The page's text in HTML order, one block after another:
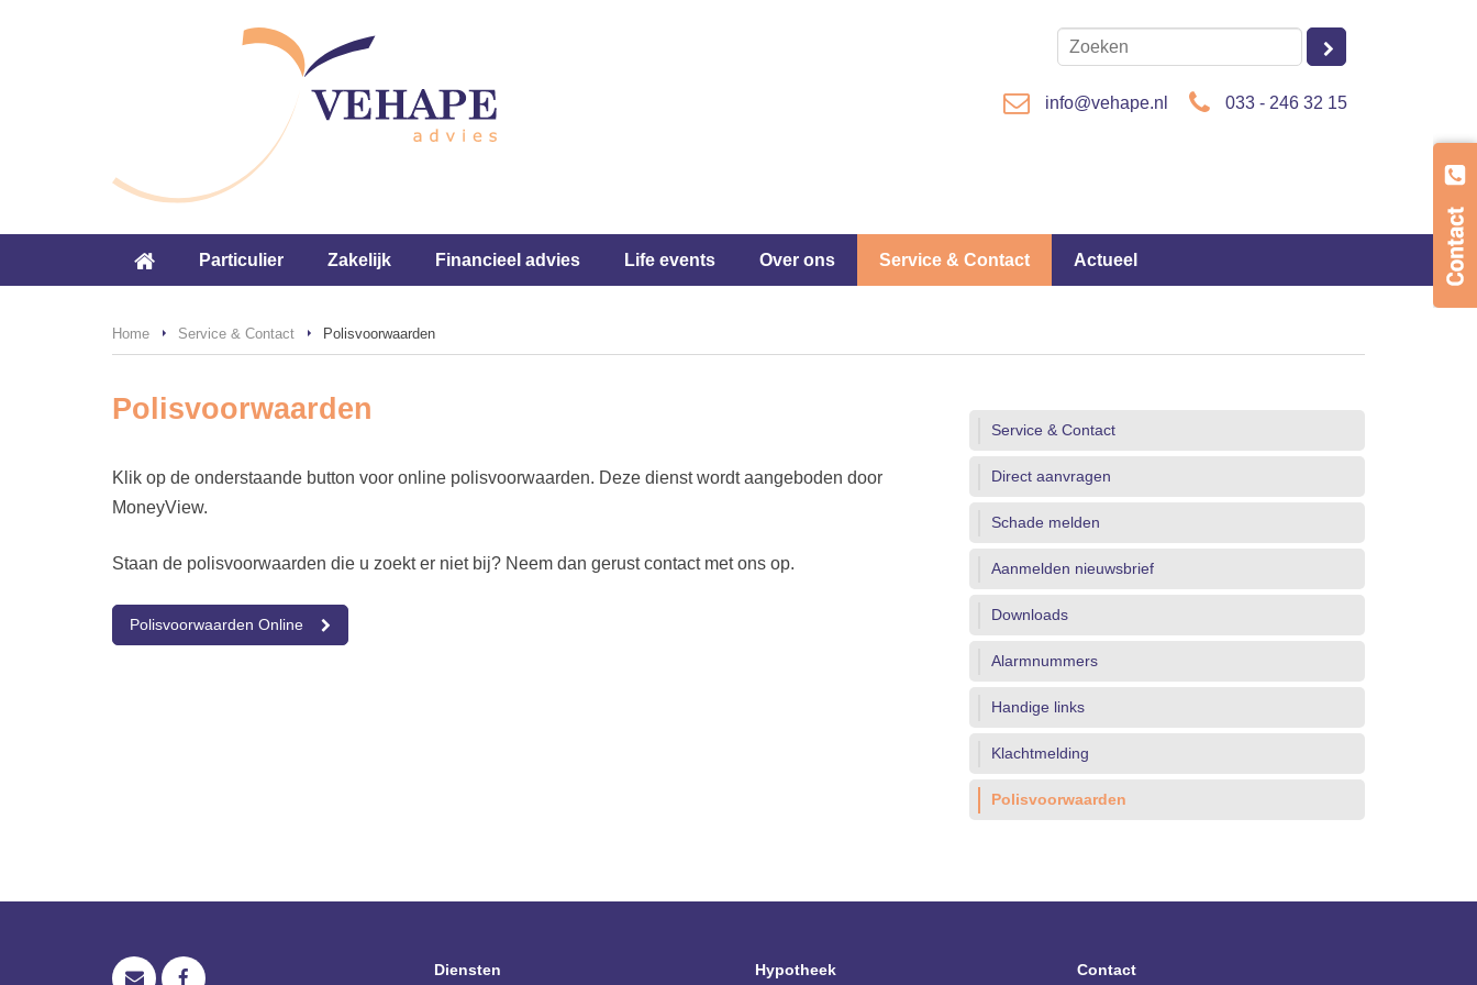
info@vehape.nl 033 - 246 32 15
Particulier Zakelijk Financieel advies Life events Over ons Service & Contact Actueel
Home Service & Contact Polisvoorwaarden
Polisvoorwaarden
Klik op de onderstaande button voor online polisvoorwaarden. Deze dienst wordt aangeboden door
MoneyView.
Staan de polisvoorwaarden die u zoekt er niet bij? Neem dan gerust contact met ons op.
Polisvoorwaarden Online
Service & Contact
Direct aanvragen
Schade melden
Aanmelden nieuwsbrief
Downloads
Alarmnummers
Handige links
Klachtmelding
Polisvoorwaarden
Diensten Hypotheek Contact